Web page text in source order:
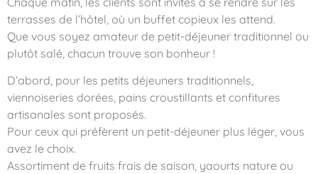
terrasses de l’hôtel, où un buffet copieux les attend.
Que vous soyez amateur de petit-déjeuner traditionnel ou
plutôt salé, chacun trouve son bonheur !
D’abord, pour les petits déjeuners traditionnels,
viennoiseries dorées, pains croustillants et confitures
artisanales sont proposés.
Pour ceux qui préfèrent un petit-déjeuner plus léger, vous
avez le choix.
Assortiment de fruits frais de saison, yaourts nature ou